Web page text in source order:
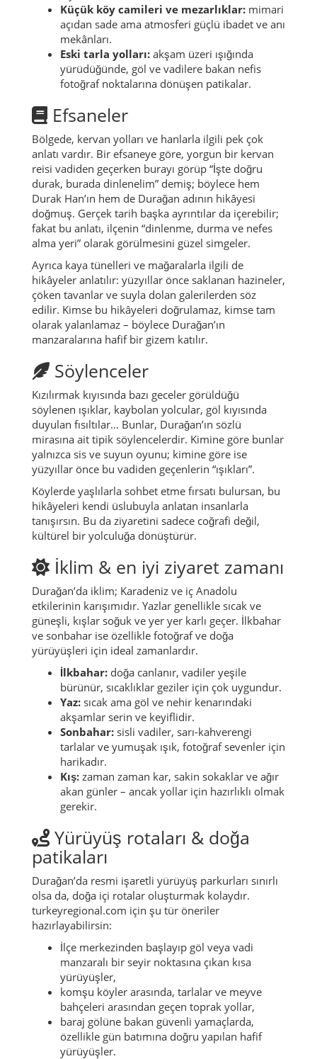
Küçük köy camileri ve mezarlıklar: mimari
açıdan sade ama atmosferi güçlü ibadet ve anı
mekânları.
Eski tarla yolları: akşam üzeri ışığında
yürüdüğünde, göl ve vadilere bakan nefis
fotoğraf noktalarına dönüşen patikalar.
Efsaneler
Bölgede, kervan yolları ve hanlarla ilgili pek çok
anlatı vardır. Bir efsaneye göre, yorgun bir kervan
reisi vadiden geçerken burayı görüp “İşte doğru
durak, burada dinlenelim” demiş; böylece hem
Durak Han’ın hem de Durağan adının hikâyesi
doğmuş. Gerçek tarih başka ayrıntılar da içerebilir;
fakat bu anlatı, ilçenin “dinlenme, durma ve nefes
alma yeri” olarak görülmesini güzel simgeler.
Ayrıca kaya tünelleri ve mağaralarla ilgili de
hikâyeler anlatılır: yüzyıllar önce saklanan hazineler,
çöken tavanlar ve suyla dolan galerilerden söz
edilir. Kimse bu hikâyeleri doğrulamaz, kimse tam
olarak yalanlamaz – böylece Durağan’ın
manzaralarına hafif bir gizem katılır.
Söylenceler
Kızılırmak kıyısında bazı geceler görüldüğü
söylenen ışıklar, kaybolan yolcular, göl kıyısında
duyulan fısıltılar… Bunlar, Durağan’ın sözlü
mirasına ait tipik söylencelerdir. Kimine göre bunlar
yalnızca sis ve suyun oyunu; kimine göre ise
yüzyıllar önce bu vadiden geçenlerin “ışıkları”.
Köylerde yaşlılarla sohbet etme fırsatı bulursan, bu
hikâyeleri kendi üslubuyla anlatan insanlarla
tanışırsın. Bu da ziyaretini sadece coğrafi değil,
kültürel bir yolculuğa dönüştürür.
İklim & en iyi ziyaret zamanı
Durağan’da iklim; Karadeniz ve iç Anadolu
etkilerinin karışımıdır. Yazlar genellikle sıcak ve
güneşli, kışlar soğuk ve yer yer karlı geçer. İlkbahar
ve sonbahar ise özellikle fotoğraf ve doğa
yürüyüşleri için ideal zamanlardır.
İlkbahar: doğa canlanır, vadiler yeşile
bürünür, sıcaklıklar geziler için çok uygundur.
Yaz: sıcak ama göl ve nehir kenarındaki
akşamlar serin ve keyiflidir.
Sonbahar: sisli vadiler, sarı-kahverengi
tarlalar ve yumuşak ışık, fotoğraf sevenler için
harikadır.
Kış: zaman zaman kar, sakin sokaklar ve ağır
akan günler – ancak yollar için hazırlıklı olmak
gerekir.
Yürüyüş rotaları & doğa
patikaları
Durağan’da resmi işaretli yürüyüş parkurları sınırlı
olsa da, doğa içi rotalar oluşturmak kolaydır.
turkeyregional.com için şu tür öneriler
hazırlayabilirsin:
İlçe merkezinden başlayıp göl veya vadi
manzaralı bir seyir noktasına çıkan kısa
yürüyüşler,
komşu köyler arasında, tarlalar ve meyve
bahçeleri arasından geçen toprak yollar,
baraj gölüne bakan güvenli yamaçlarda,
özellikle gün batımına doğru yapılan hafif
yürüyüşler.